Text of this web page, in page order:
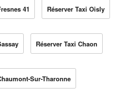
41 Réserver Taxi Oisly
Réserver Taxi Chaon
Sur-Tharonne